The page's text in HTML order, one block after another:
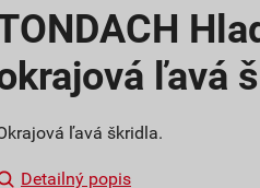
ľavá
ľavá škridla.
Detailný popis